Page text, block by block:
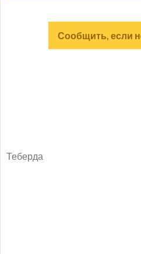
Сообщить, если
Теберда